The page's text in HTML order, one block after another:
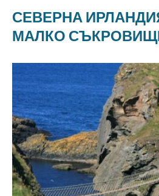
СЕВЕРНА
МАЛКО